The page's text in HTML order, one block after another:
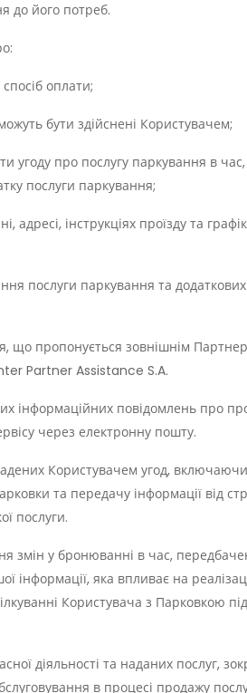
до його потреб.
оплати;
бути здійснені Користувачем;
угоду про послугу паркування в
послуги паркування;
адресі, інструкціях проїзду та
послуги паркування та
що пропонується зовнішнім
Partner Assistance S.A.
інформаційних повідомлень про
через електронну пошту.
Користувачем угод,
та передачу інформації від
послуги.
змін у бронюванні в час,
інформації, яка впливає на
Користувача з Парковкою
діяльності та наданих послуг,
в процесі продажу